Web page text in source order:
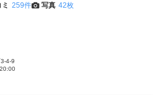
259件 写真 42枚
4-9